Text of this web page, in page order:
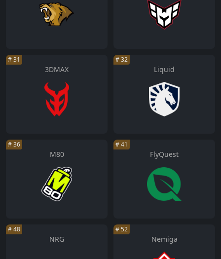
#31
3DMAX
#32
Liquid
#36
M80
#41
FlyQuest
#48
NRG
#52
Nemiga